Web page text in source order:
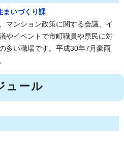
まいづくり課
マンション政策に関する会議、イ
やイベントで市町職員や県民に対
多い職場です。平成30年7月豪雨
ュール